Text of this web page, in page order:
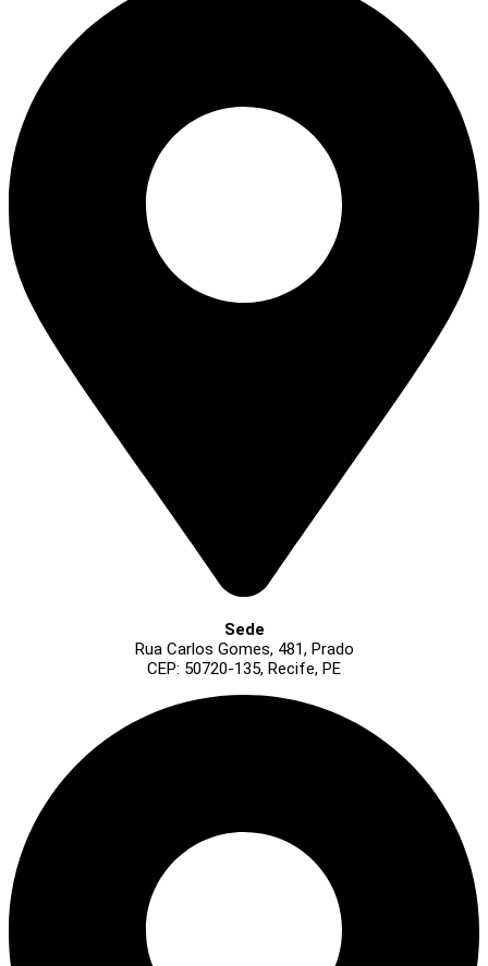
Sede
Rua Carlos Gomes, 481, Prado
CEP: 50720-135, Recife, PE